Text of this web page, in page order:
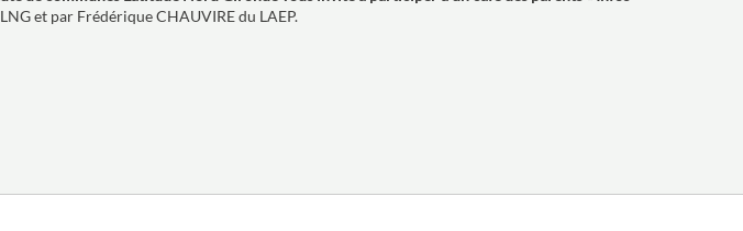
et par Frédérique CHAUVIRE du LAEP.